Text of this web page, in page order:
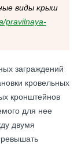
виды крыш
pravilnaya-
заграждений
кровельных
кронштейнов
для нее
двумя